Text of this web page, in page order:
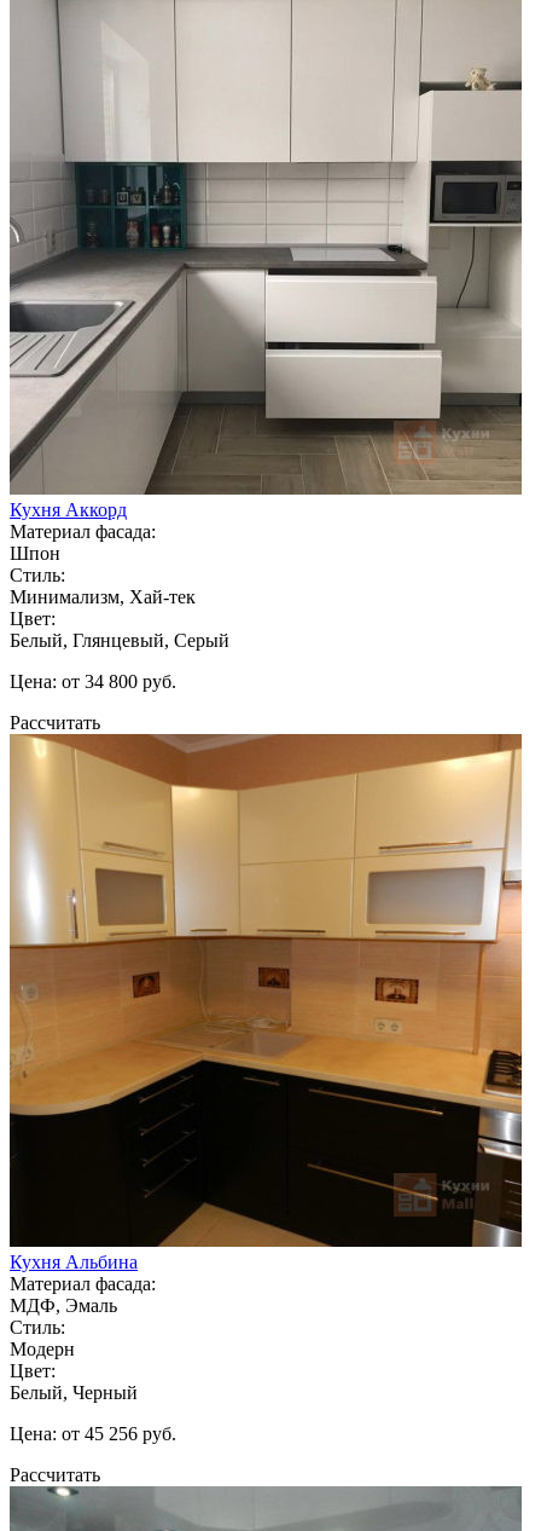
Кухня Аккорд
Материал фасада:
Шпон
Стиль:
Минимализм, Хай-тек
Цвет:
Белый, Глянцевый, Серый
Цена: от 34 800 руб.
Рассчитать
Кухня Альбина
Материал фасада:
МДФ, Эмаль
Стиль:
Модерн
Цвет:
Белый, Черный
Цена: от 45 256 руб.
Рассчитать